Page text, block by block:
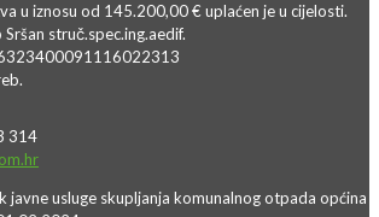
u iznosu od 145.200,00 € uplaćen je u cijelosti.
struč.spec.ing.aedif.
314